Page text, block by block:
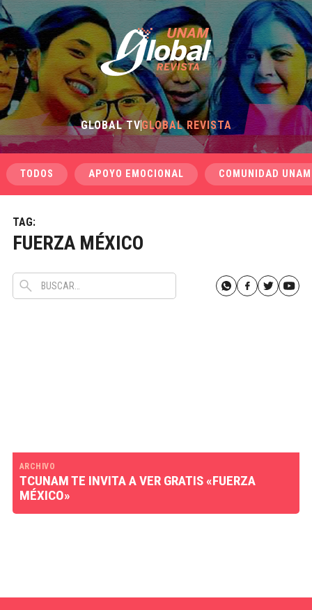
GLOBAL TVGLOBAL REVISTA
TODOS APOYO EMOCIONAL COMUNIDAD UNAM
TAG:
FUERZA MÉXICO
ARCHIVO
TCUNAM TE INVITA A VER GRATIS «FUERZA
MÉXICO»